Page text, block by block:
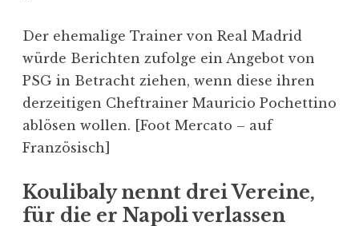
Der ehemalige Trainer von Real Madrid
würde Berichten zufolge ein Angebot von
PSG in Betracht ziehen, wenn diese ihren
derzeitigen Cheftrainer Mauricio Pochettino
ablösen wollen. [Foot Mercato – auf
Französisch]
Koulibaly nennt drei Vereine,
für die er Napoli verlassen